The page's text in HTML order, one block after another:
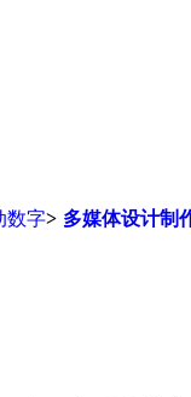
数字> 多媒体设计制